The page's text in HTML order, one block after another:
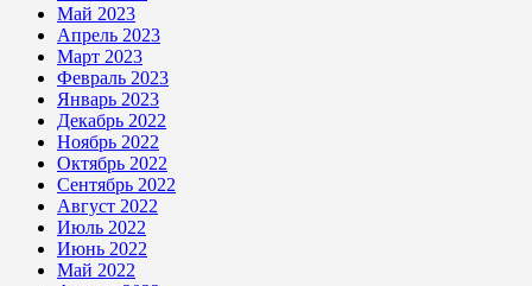
Май 2023
Апрель 2023
Март 2023
Февраль 2023
Январь 2023
Декабрь 2022
Ноябрь 2022
Октябрь 2022
Сентябрь 2022
Август 2022
Июль 2022
Июнь 2022
Май 2022